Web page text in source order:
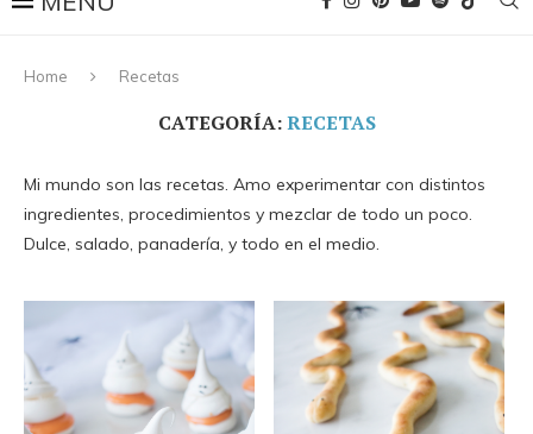
Home Recetas
CATEGORÍA: RECETAS
Mi mundo son las recetas. Amo experimentar con distintos
ingredientes, procedimientos y mezclar de todo un poco.
Dulce, salado, panadería, y todo en el medio.